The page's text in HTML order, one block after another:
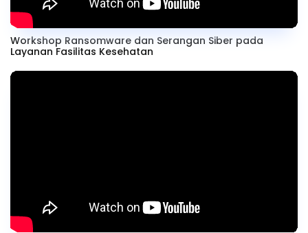
Workshop Ransomware dan Serangan Siber pada
Layanan Fasilitas Kesehatan